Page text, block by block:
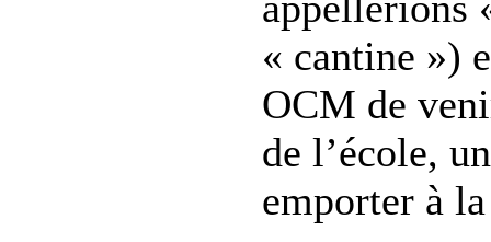
« cantine »)
OCM de
de l’école,
emporter à